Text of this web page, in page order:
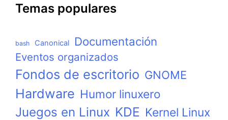
Temas populares
bash Canonical Documentación
Eventos organizados
Fondos de escritorio GNOME
Hardware Humor linuxero
Juegos en Linux KDE Kernel Linux